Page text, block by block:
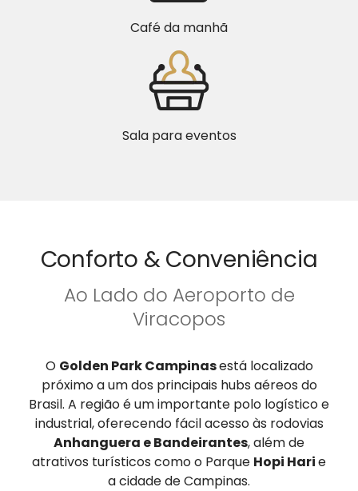
Café da manhã
Sala para eventos
Conforto & Conveniência
Ao Lado do Aeroporto de
Viracopos
O Golden Park Campinasestá localizado
próximo a um dos principais hubs aéreos do
Brasil. A região é um importante polo logístico e
industrial, oferecendo fácil acesso às rodovias
Anhanguera e Bandeirantes, além de
atrativos turísticos como o Parque Hopi Harie
a cidade de Campinas.